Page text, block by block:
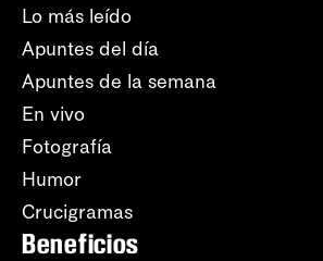
Lo más leído
Apuntes del día
Apuntes de la semana
En vivo
Fotografía
Humor
Crucigramas
Beneficios